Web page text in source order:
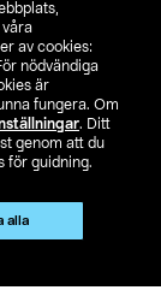
våra
av cookies:
nödvändiga
är
fungera. Om
. Ditt
genom att du
för guidning.
allaFör företag